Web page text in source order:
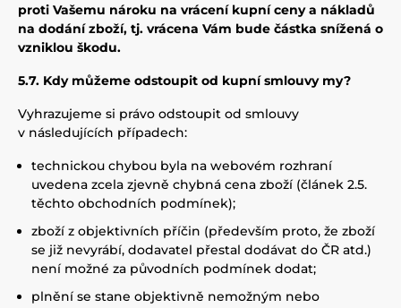
proti Vašemu nároku na vrácení kupní ceny a nákladů
na dodání zboží, tj. vrácena Vám bude částka snížená o
vzniklou škodu.
5.7. Kdy můžeme odstoupit od kupní smlouvy my?
Vyhrazujeme si právo odstoupit od smlouvy
v následujících případech:
technickou chybou byla na webovém rozhraní
uvedena zcela zjevně chybná cena zboží (článek 2.5.
těchto obchodních podmínek);
zboží z objektivních příčin (především proto, že zboží
se již nevyrábí, dodavatel přestal dodávat do ČR atd.)
není možné za původních podmínek dodat;
plnění se stane objektivně nemožným nebo